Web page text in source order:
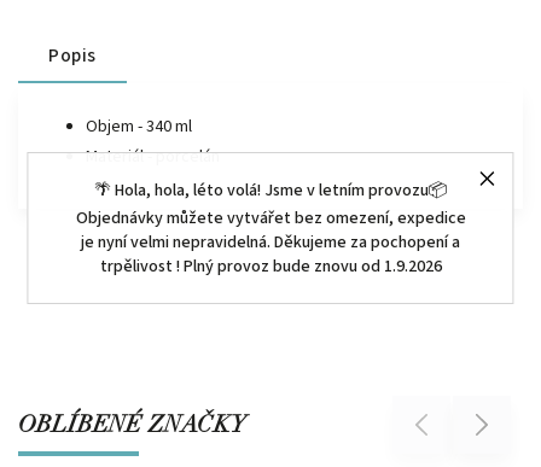
🌴 Hola, hola, léto volá! Jsme v letním provozu📦
Objednávky můžete vytvářet bez omezení, expedice
je nyní velmi nepravidelná. Děkujeme za pochopení a
trpělivost ! Plný provoz bude znovu od 1.9.2026
Popis
Objem - 340 ml
Materiál - porcelán
OBLÍBENÉ ZNAČKY Previous Next